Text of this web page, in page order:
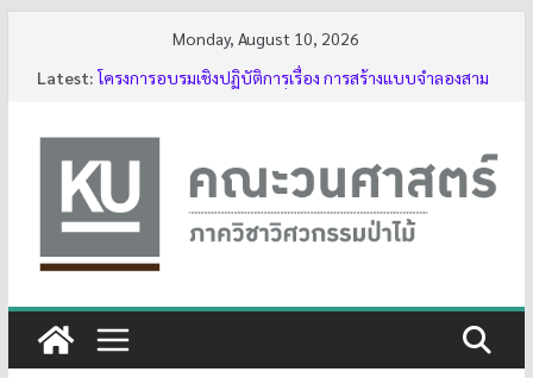
Monday, August 10, 2026
Latest: โครงการอบรมเชิงปฏิบัติการเรื่อง การสร้างแบบจำลองสาม
กิจกรรมนิสิต ปีการศึกษา 2569
ทุนสนับสนุนโครงงานนิสิตผ่านอาจารย์ที่ปรึกษา
บรรยากาศการอบรมเชิงปฏิบัติการเรื่อง การสร้างแบบ
จำลองสามมิติของต้นไม้ด้วย LiDAR รุ่นที่ 5